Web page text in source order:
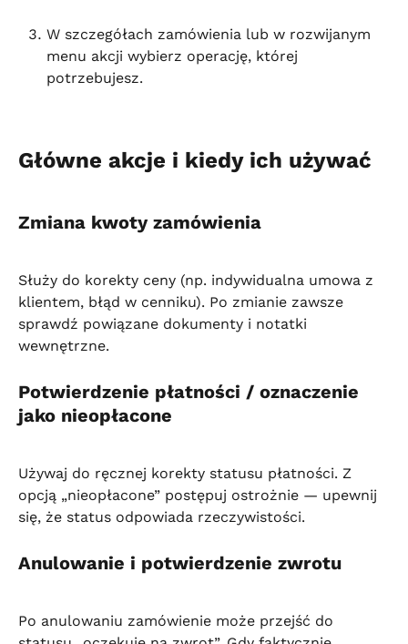
W szczegółach zamówienia lub w rozwijanym
menu akcji wybierz operację, której
potrzebujesz.
Główne akcje i kiedy ich używać
Zmiana kwoty zamówienia
Służy do korekty ceny (np. indywidualna umowa z
klientem, błąd w cenniku). Po zmianie zawsze
sprawdź powiązane dokumenty i notatki
wewnętrzne.
Potwierdzenie płatności / oznaczenie
jako nieopłacone
Używaj do ręcznej korekty statusu płatności. Z
opcją „nieopłacone” postępuj ostrożnie — upewnij
się, że status odpowiada rzeczywistości.
Anulowanie i potwierdzenie zwrotu
Po anulowaniu zamówienie może przejść do